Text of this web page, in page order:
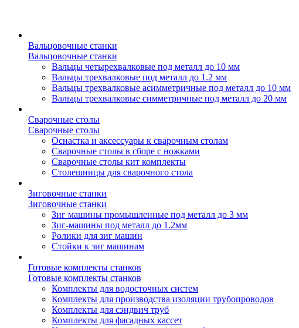
Вальцовочные станки
Вальцовочные станки
Вальцы четырехвалковые под металл до 10 мм
Вальцы трехвалковые под металл до 1.2 мм
Вальцы трехвалковые асимметричные под металл до 10 мм
Вальцы трехвалковые симметричные под металл до 20 мм
Сварочные столы
Сварочные столы
Оснастка и аксессуары к сварочным столам
Сварочные столы в сборе с ножками
Сварочные столы кит комплекты
Столешницы для сварочного стола
Зиговочные станки
Зиговочные станки
Зиг машины промышленные под металл до 3 мм
Зиг-машины под металл до 1.2мм
Ролики для зиг машин
Стойки к зиг машинам
Готовые комплекты станков
Готовые комплекты станков
Комплекты для водосточных систем
Комплекты для производства изоляции трубопроводов
Комплекты для сэндвич труб
Комплекты для фасадных кассет